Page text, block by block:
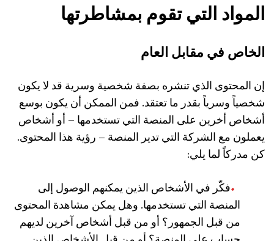
المواد التي تقوم بمشاطرتها
الخاص في مقابل العام
إن المحتوى الذي تنشره بصفة شخصية وسرية قد لا يكون
شخصياً وسرياً بقدر ما تعتقد. فمن الممكن أن يكون بوسع
أشخاص أخرين على المنصة التي تستخدمها – أو أشخاص
يعملون مع الشركة التي تدير المنصة – رؤية هذا المحتوى.
كن مدركاً لما يلي:
فكّر في الأشخاص الذين يمكنهم الوصول إلى
المنصة التي تستخدمها. وهل يمكن مشاهدة المحتوى
من قبل الجمهور؟ أو من قبل أشخاص آخرين لديهم